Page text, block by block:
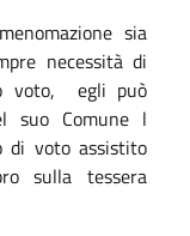
sia
necessità di
voto, egli può
suo Comune l
di voto assistito
sulla tessera